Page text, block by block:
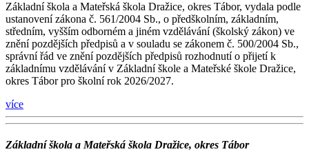
Základní škola a Mateřská škola Dražice, okres Tábor, vydala podle
ustanovení zákona č. 561/2004 Sb., o předškolním, základním,
středním, vyšším odborném a jiném vzdělávání (školský zákon) ve
znění pozdějších předpisů a v souladu se zákonem č. 500/2004 Sb.,
správní řád ve znění pozdějších předpisů rozhodnutí o přijetí k
základnímu vzdělávání v Základní škole a Mateřské škole Dražice,
okres Tábor pro školní rok 2026/2027.
více
Základní škola a Mateřská škola Dražice, okres Tábor